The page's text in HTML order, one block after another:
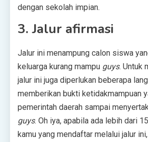
dengan sekolah impian.
3.Jalur afirmasi
Jalur ini menampung calon siswa
keluarga kurang mampu guys. Untuk
jalur ini juga diperlukan beberapa
memberikan bukti ketidakmampuan
pemerintah daerah sampai
guys. Oh iya, apabila ada lebih dari
kamu yang mendaftar melalui jalur